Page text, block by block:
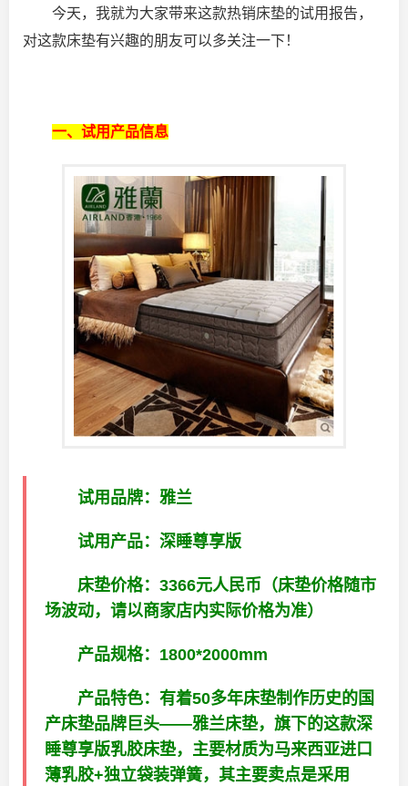
今天，我就为大家带来这款热销床垫的试用报告，
对这款床垫有兴趣的朋友可以多关注一下！
一、试用产品信息
试用品牌：雅兰
试用产品：深睡尊享版
床垫价格：3366元人民币（床垫价格随市
场波动，请以商家店内实际价格为准）
产品规格：1800*2000mm
产品特色：有着50多年床垫制作历史的国
产床垫品牌巨头——雅兰床垫，旗下的这款深
睡尊享版乳胶床垫，主要材质为马来西亚进口
薄乳胶+独立袋装弹簧，其主要卖点是采用